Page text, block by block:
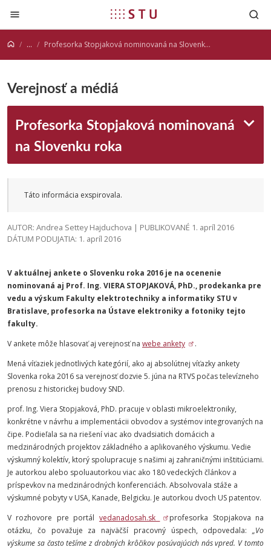
Prejsť na obsah
... Profesorka Stopjaková nominovaná na Slovenku roka
Verejnosť a médiá
Profesorka Stopjaková nominovaná
na Slovenku roka
Táto informácia exspirovala.
AUTOR: Andrea Settey Hajduchova | PUBLIKOVANÉ 1. apríl 2016
DÁTUM PODUJATIA: 1. apríl 2016
V aktuálnej ankete o Slovenku roka 2016 je na ocenenie
nominovaná aj Prof. Ing. VIERA STOPJAKOVÁ, PhD., prodekanka pre
vedu a výskum Fakulty elektrotechniky a informatiky STU v
Bratislave, profesorka na Ústave elektroniky a fotoniky tejto
fakulty.
V ankete môže hlasovať aj verejnosť na webe ankety
.
Mená víťaziek jednotlivých kategórií, ako aj absolútnej víťazky ankety
Slovenka roka 2016 sa verejnosť dozvie 5. júna na RTVS počas televízneho
prenosu z historickej budovy SND.
prof. Ing. Viera Stopjaková, PhD. pracuje v oblasti mikroelektroniky,
konkrétne v návrhu a implementácii obvodov a systémov integrovaných na
čipe. Podieľala sa na riešení viac ako dvadsiatich domácich a
medzinárodných projektov základného a aplikovaného výskumu. Vedie
výskumný kolektív, ktorý spolupracuje s našimi aj zahraničnými inštitúciami.
Je autorkou alebo spoluautorkou viac ako 180 vedeckých článkov a
príspevkov na medzinárodných konferenciách. Absolvovala stáže a
výskumné pobyty v USA, Kanade, Belgicku. Je autorkou dvoch US patentov.
V rozhovore pre portál vedanadosah.sk
profesorka Stopjakova na
otázku, čo považuje za najväčší pracovný úspech, odpovedala: „Vo
výskume sa často tešíme z drobných krôčikov posúvajúcich nás vpred. V tomto